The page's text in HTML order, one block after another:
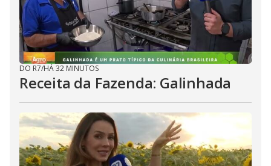
DO R7/HÁ 32 MINUTOS
Receita da Fazenda: Galinhada